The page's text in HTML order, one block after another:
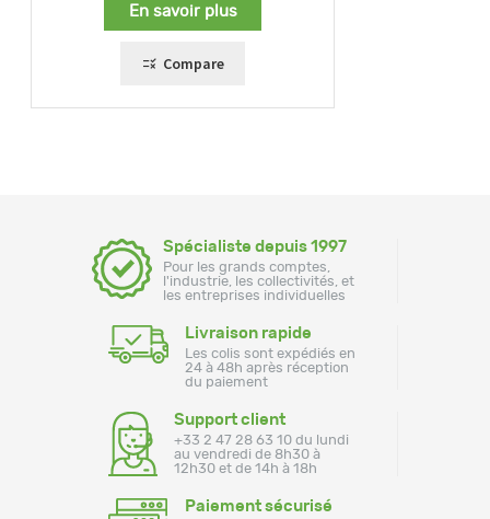
En savoir plus
Compare
Spécialiste depuis 1997
Pour les grands comptes,
l'industrie, les collectivités, et
les entreprises individuelles
Livraison rapide
Les colis sont expédiés en
24 à 48h après réception
du paiement
Support client
+33 2 47 28 63 10 du lundi
au vendredi de 8h30 à
12h30 et de 14h à 18h
Paiement sécurisé